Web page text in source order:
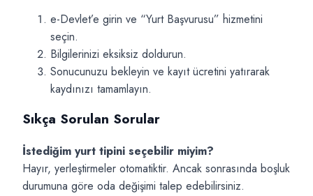
e-Devlet’e girin ve “Yurt Başvurusu” hizmetini
seçin.
Bilgilerinizi eksiksiz doldurun.
Sonucunuzu bekleyin ve kayıt ücretini yatırarak
kaydınızı tamamlayın.
Sıkça Sorulan Sorular
İstediğim yurt tipini seçebilir miyim?
Hayır, yerleştirmeler otomatiktir. Ancak sonrasında boşluk
durumuna göre oda değişimi talep edebilirsiniz.